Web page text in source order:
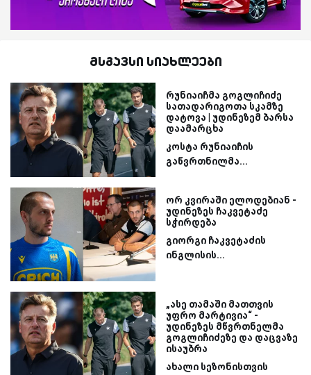
მსგავსი სიახლეები
რუნიაიჩმა გოგლიჩიძე
სათადარიგოთა სკამზე
დატოვა | უდინეზემ ბარსა
დაამარცხა
კოსტა რუნიაიჩის
გაწვრთნილმა...
ორ კვირაში ელოდებიან -
უდინეზეს ჩაკვეტაძე
სჭირდება
გიორგი ჩაკვეტაძის
ინგლისის...
„ასე თამაში მათთვის
უფრო მარტივია“ -
უდინეზეს მწვრთნელმა
გოგლიჩიძეზე და დაცვაზე
ისაუბრა
ახალი სეზონისთვის